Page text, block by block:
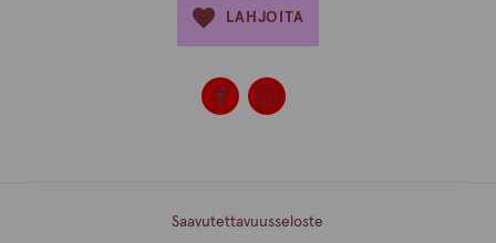
LAHJOITA
Saavutettavuusseloste